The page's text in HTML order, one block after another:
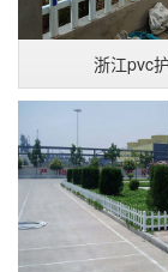
浙江pvc